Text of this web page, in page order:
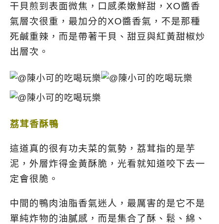
干貝煎到表面微焦，口感柔嫩鮮甜，XO醬香
氣層次很重，最加分的XO醬香氣，不是那種
死鹹重辣，而是帶著干貝、甜豆與紅黃甜椒炒
出層次。
荔茸香酥鴨
這道真的很有功夫菜的氣勢，荔茸指的是芋
泥，外層炸得金黃酥脆，光看就知道咬下去一
定會很脆。
中間的鴨肉油脂香氣迷人，最厲害的是它不是
單純炸物的油膩感，而是集合了酥、鬆、綿、